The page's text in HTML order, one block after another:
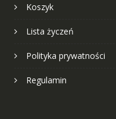
Koszyk
Lista życzeń
Polityka prywatności
Regulamin